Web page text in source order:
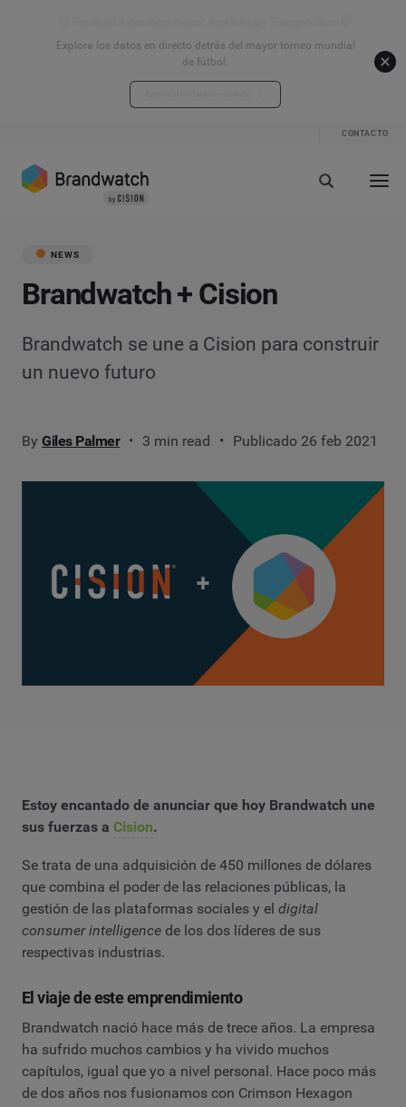
Explora los datos en directo detrás del mayor torneo mundial
de fútbol.
CONTACTO
NEWS
Brandwatch + Cision
Brandwatch se une a Cision para construir
un nuevo futuro
By Giles Palmer 3 min read Publicado 26 feb 2021
Estoy encantado de anunciar que hoy Brandwatch une
sus fuerzas a Cision.
Se trata de una adquisición de 450 millones de dólares
que combina el poder de las relaciones públicas, la
gestión de las plataformas sociales y el digital
consumer intelligence de los dos líderes de sus
respectivas industrias.
El viaje de este emprendimiento
Brandwatch nació hace más de trece años. La empresa
ha sufrido muchos cambios y ha vivido muchos
capítulos, igual que yo a nivel personal. Hace poco más
de dos años nos fusionamos con Crimson Hexagon